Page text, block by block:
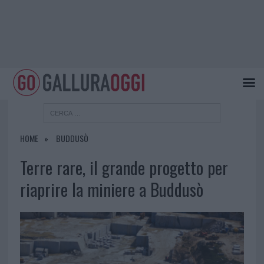
HOME BUDDUSÒ
Terre rare, il grande progetto per
riaprire la miniere a Buddusò